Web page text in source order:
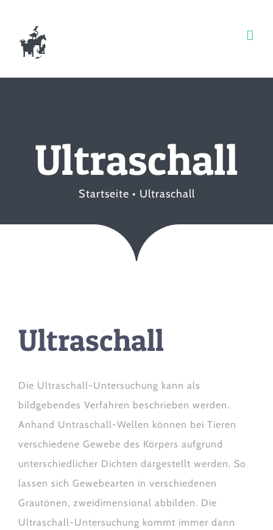
springen
Ultraschall
Startseite Ultraschall
Ultraschall
Die Ultraschall-Untersuchung kann als
bildgebendes Verfahren beschrieben werden.
Anhand Untraschall-Wellen können bei Tieren
verschiedene Gewebe des Körpers aufgrund
unterschiedlicher Dichten dargestellt werden. So
lassen sich Gewebearten in verschiedenen
Grautönen, zweidimensional abbilden. Die
Ultraschall-Untersuchung kommt immer dann